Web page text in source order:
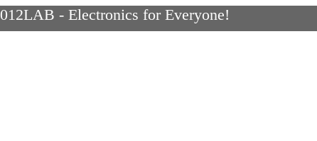
012LAB - Electronics for Everyone!